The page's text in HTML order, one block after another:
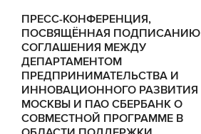
ПРЕСС-КОНФЕРЕНЦИЯ,
ПОСВЯЩЁННАЯ ПОДПИСАНИЮ
СОГЛАШЕНИЯ МЕЖДУ
ДЕПАРТАМЕНТОМ
ПРЕДПРИНИМАТЕЛЬСТВА И
ИННОВАЦИОННОГО РАЗВИТИЯ
МОСКВЫ И ПАО СБЕРБАНК О
СОВМЕСТНОЙ ПРОГРАММЕ В